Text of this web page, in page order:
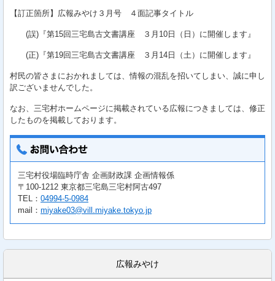
【訂正箇所】広報みやけ３月号 ４面記事タイトル
(誤)『第15回三宅島古文書講座 ３月10日（日）に開催します』
(正)『第19回三宅島古文書講座 ３月14日（土）に開催します』
村民の皆さまにおかれましては、情報の混乱を招いてしまい、誠に申し
訳ございませんでした。
なお、三宅村ホームページに掲載されている広報につきましては、修正
したものを掲載しております。
三宅村役場臨時庁舎 企画財政課 企画情報係
〒100-1212 東京都三宅島三宅村阿古497
TEL： 04994-5-0984
mail： miyake03@vill.miyake.tokyo.jp
広報みやけ